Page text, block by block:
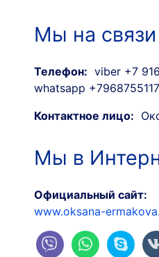
Мы на связи
Телефон: viber +7
whatsapp
Контактное лицо:
Мы в
Официальный сайт:
www.oksana-